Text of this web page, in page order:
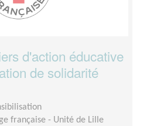
d'action éducative
de solidarité
française - Unité de Lille